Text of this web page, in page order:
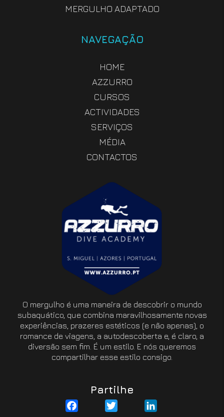
O mergulho é uma maneira de descobrir o mundo
subaquático, que combina maravilhosamente novas
experiências, prazeres estéticos (e não apenas), o
romance de viagens, a autodescoberta e, é claro, a
diversão sem fim. É um estilo. E nós queremos
compartilhar esse estilo consigo.
NAVEGAÇÃO
HOME
AZZURRO
CURSOS
ACTIVIDADES
SERVIÇOS
MÉDIA
CONTACTOS
MERGULHO ADAPTADO
Partilhe
Facebook